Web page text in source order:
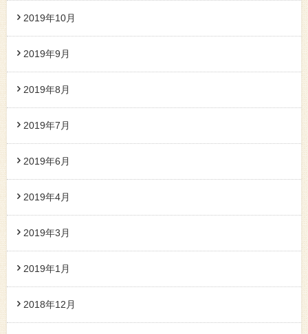
2019年10月
2019年9月
2019年8月
2019年7月
2019年6月
2019年4月
2019年3月
2019年1月
2018年12月